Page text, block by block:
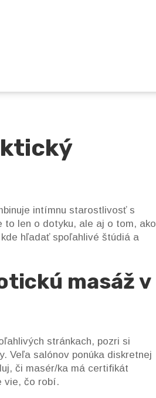
intímnu starostlivosť s
to len o dotyku, ale aj o tom, ako
hľadať spoľahlivé štúdiá a
masáž v
stránkach, pozri si
Veľa salónov ponúka diskretnej
či masér/ka má certifikát
vie, čo robí.